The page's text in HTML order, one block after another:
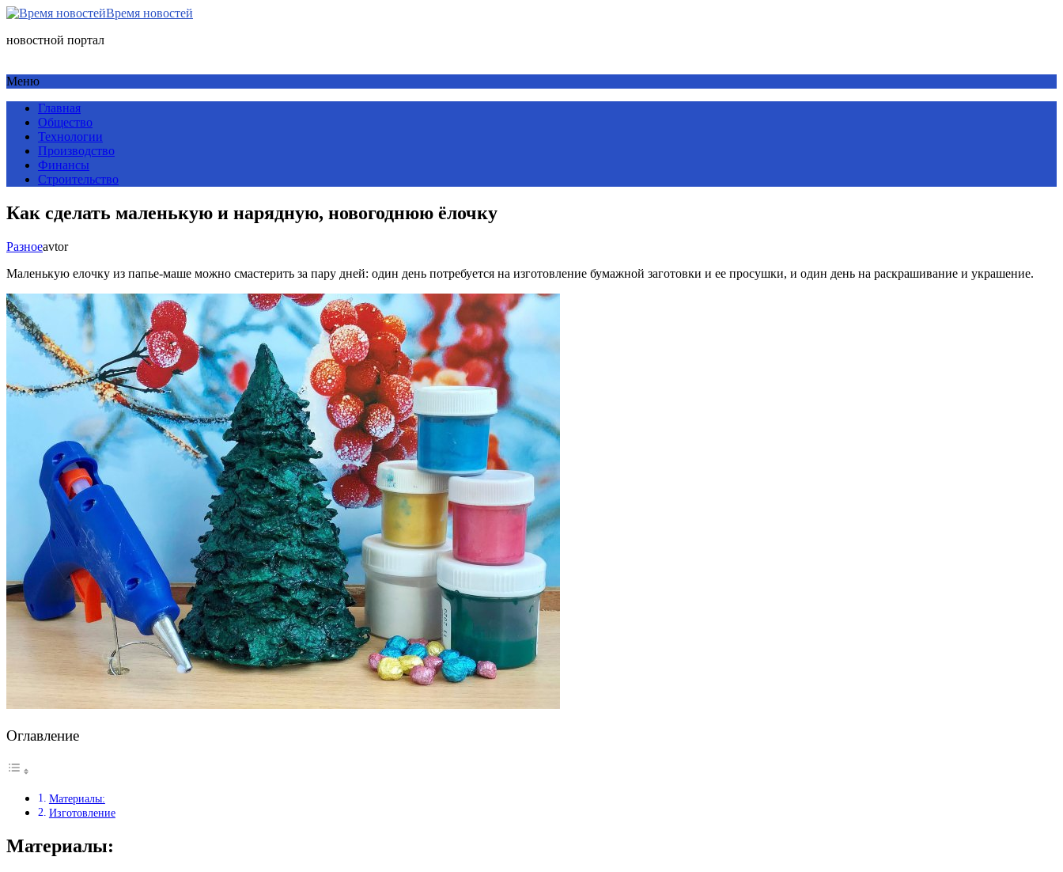
Время новостей
новостной портал
Меню
Главная
Общество
Технологии
Производство
Финансы
Строительство
Как сделать маленькую и нарядную, новогоднюю ёлочку
Разноеavtor
Маленькую елочку из папье-маше можно смастерить за пару дней: один день потребуется на изготовление бумажной заготовки и ее просушки, и один день на раскрашивание и украшение.
Оглавление
Материалы:
Изготовление
Материалы: